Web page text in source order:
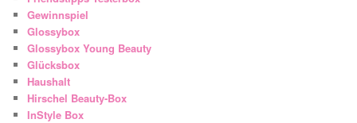
Gewinnspiel
Glossybox
Glossybox Young Beauty
Glücksbox
Haushalt
Hirschel Beauty-Box
InStyle Box